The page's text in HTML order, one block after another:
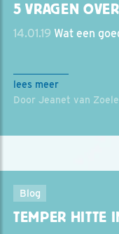
5 VRAGEN
14.01.19 Wat een
lees meer
Door Jeanet van
Blog
TEMPER HITTE